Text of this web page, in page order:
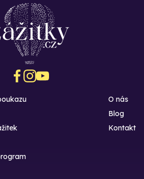
O nás
Blog
Kontakt